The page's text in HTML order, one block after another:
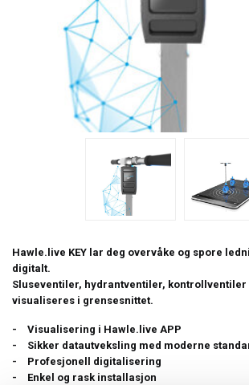
Hawle.live KEY lar deg overvåke og spore
digitalt.
Sluseventiler, hydrantventiler,
visualiseres i grensesnittet.
Visualisering i Hawle.live APP
Sikker datautveksling med moderne
Profesjonell digitalisering
Enkel og rask installasjon